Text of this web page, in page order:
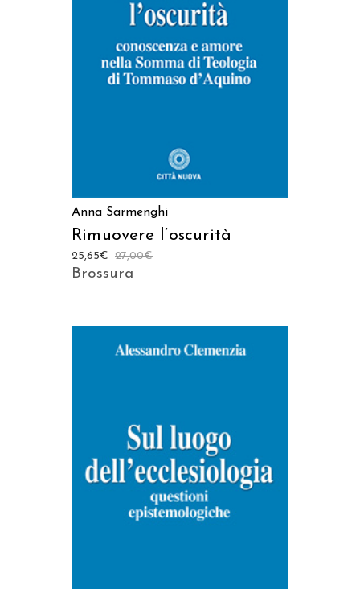
Anna Sarmenghi
Rimuovere l’oscurità
27,00€
25,65€
Brossura
AGGIUNGI AL CARRELLO